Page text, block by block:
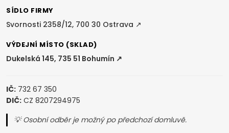
SÍDLO FIRMY
Svornosti 2358/12, 700 30 Ostrava ↗
VÝDEJNÍ MÍSTO (SKLAD)
Dukelská 145, 735 51 Bohumín ↗
IČ: 732 67 350
DIČ: CZ 8207294975
💡 Osobní odběr je možný po předchozí domluvě.